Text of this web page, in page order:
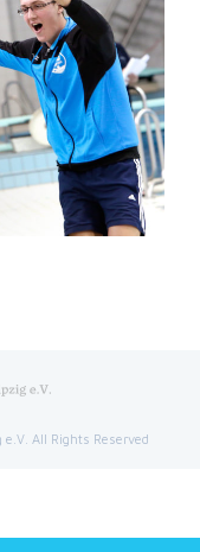
All Rights Reserved